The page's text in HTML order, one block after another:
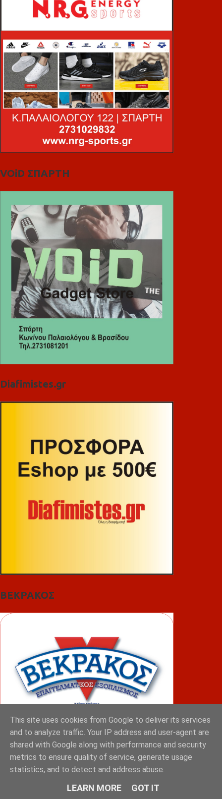
VOiD ΣΠΑΡΤΗ
Diafimistes.gr
ΒΕΚΡΑΚΟΣ
ΦΟΥΝΤΑΣ
This site uses cookies from Google to deliver its services
and to analyze traffic. Your IP address and user-agent are
shared with Google along with performance and security
metrics to ensure quality of service, generate usage
statistics, and to detect and address abuse.
LEARN MORE GOT IT